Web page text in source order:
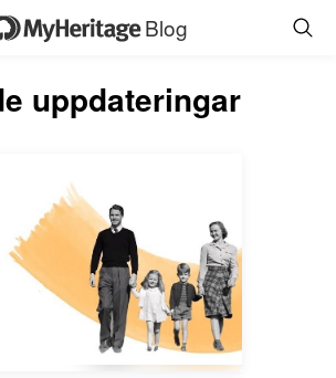
Blog
uppdateringar